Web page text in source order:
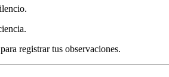
registrar tus observaciones.